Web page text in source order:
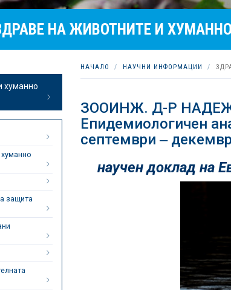
НА ЖИВОТНИТЕ И
хуманно
защита
НАЧАЛО НАУЧНИ ИНФОРМАЦИИ
ЗООИНЖ. Д-Р
Епидемиологичен
септември ‒
научен доклад на